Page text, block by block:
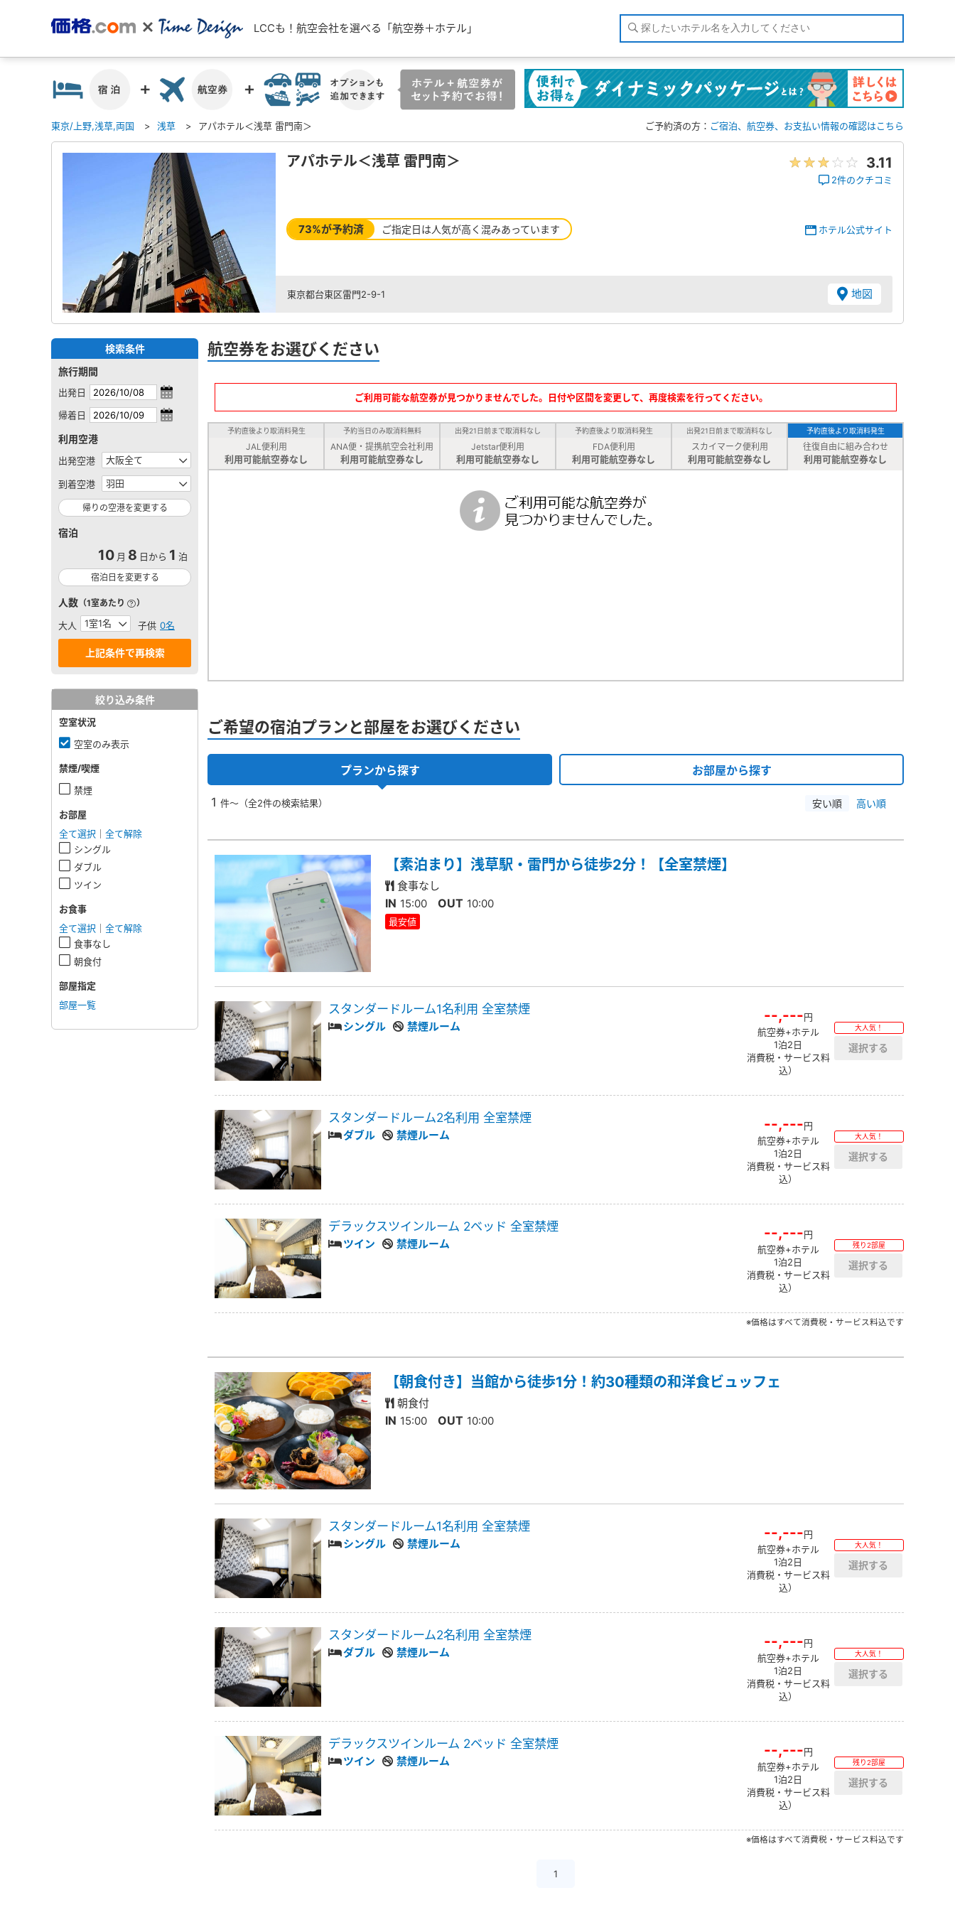
LCCも！航空会社を選べる「航空券＋ホテル」
東京/上野,浅草,両国 浅草 アパホテル＜浅草 雷門南＞ ご予約済の方： ご宿泊、航空券、お支払い情報の確認はこちら
アパホテル＜浅草 雷門南＞ 3.11
2件のクチコミ
ホテル公式サイト
73%が予約済 ご指定日は人気が高く混みあっています
東京都台東区雷門2-9-1 地図
検索条件
旅行期間
出発日
帰着日
利用空港
出発空港
到着空港
帰りの空港を変更する
宿泊
10 月 8 日から 1 泊
宿泊日を変更する
人数 （1室あたり ）
大人 子供 0名
絞り込み条件
空室状況
空室のみ表示
禁煙/喫煙
禁煙
お部屋
全て選択
全て解除
シングル
ダブル
ツイン
お食事
全て選択
全て解除
食事なし
朝食付
部屋指定
部屋一覧
航空券をお選びください
ご利用可能な航空券が見つかりませんでした。日付や区間を変更して、再度検索を行ってください。
予約直後より取消料発生
JAL便利用
利用可能航空券なし
予約当日のみ取消料無料
ANA便・提携航空会社利用
利用可能航空券なし
出発21日前まで取消料なし
Jetstar便利用
利用可能航空券なし
予約直後より取消料発生
FDA便利用
利用可能航空券なし
出発21日前まで取消料なし
スカイマーク便利用
利用可能航空券なし
予約直後より取消料発生
往復自由に組み合わせ
利用可能航空券なし
ご希望の宿泊プランと部屋をお選びください
プランから探す お部屋から探す
1 件～（全2件の検索結果） 安い順 高い順
【素泊まり】浅草駅・雷門から徒歩2分！【全室禁煙】
食事なし
IN 15:00 OUT 10:00
最安値
スタンダードルーム1名利用 全室禁煙
シングル 禁煙ルーム
--,---円
航空券+ホテル
1泊2日
消費税・サービス料
込）
大人気！
スタンダードルーム2名利用 全室禁煙
ダブル 禁煙ルーム
--,---円
航空券+ホテル
1泊2日
消費税・サービス料
込）
大人気！
デラックスツインルーム 2ベッド 全室禁煙
ツイン 禁煙ルーム
--,---円
航空券+ホテル
1泊2日
消費税・サービス料
込）
残り2部屋
※価格はすべて消費税・サービス料込です
【朝食付き】当館から徒歩1分！約30種類の和洋食ビュッフェ
朝食付
IN 15:00 OUT 10:00
スタンダードルーム1名利用 全室禁煙
シングル 禁煙ルーム
--,---円
航空券+ホテル
1泊2日
消費税・サービス料
込）
大人気！
スタンダードルーム2名利用 全室禁煙
ダブル 禁煙ルーム
--,---円
航空券+ホテル
1泊2日
消費税・サービス料
込）
大人気！
デラックスツインルーム 2ベッド 全室禁煙
ツイン 禁煙ルーム
--,---円
航空券+ホテル
1泊2日
消費税・サービス料
込）
残り2部屋
※価格はすべて消費税・サービス料込です
1